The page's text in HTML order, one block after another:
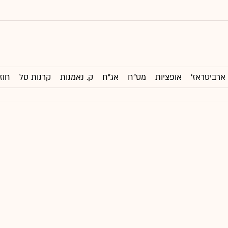
ארביטראז' אופציות מט"ח אג"ח ק. נאמנות קרנות סל